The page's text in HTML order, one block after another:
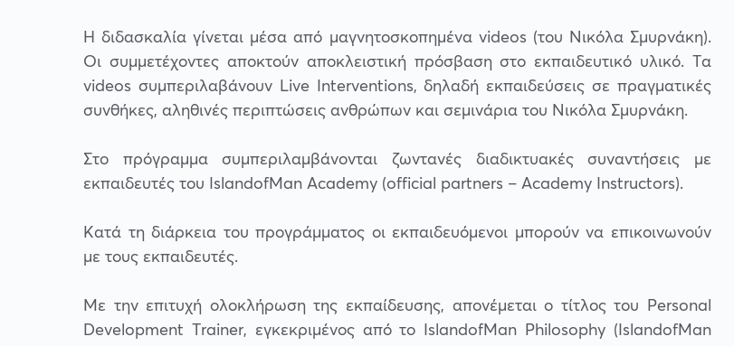
Η διδασκαλία γίνεται μέσα από μαγνητοσκοπημένα videos (του Νικόλα Σμυρνάκη).
Οι συμμετέχοντες αποκτούν αποκλειστική πρόσβαση στο εκπαιδευτικό υλικό. Τα
videos συμπεριλαβάνουν Live Interventions, δηλαδή εκπαιδεύσεις σε πραγματικές
συνθήκες, αληθινές περιπτώσεις ανθρώπων και σεμινάρια του Νικόλα Σμυρνάκη.
Στο πρόγραμμα συμπεριλαμβάνονται ζωντανές διαδικτυακές συναντήσεις με
εκπαιδευτές του IslandofMan Academy (official partners – Academy Instructors).
Κατά τη διάρκεια του προγράμματος οι εκπαιδευόμενοι μπορούν να επικοινωνούν
με τους εκπαιδευτές.
Με την επιτυχή ολοκλήρωση της εκπαίδευσης, απονέμεται ο τίτλος του Personal
Development Trainer, εγκεκριμένος από το IslandofMan Philosophy (IslandofMan